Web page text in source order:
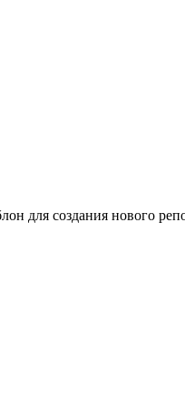
для создания нового